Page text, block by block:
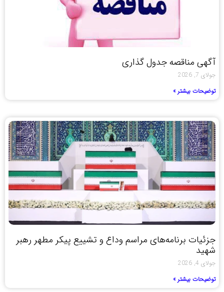
آگهی مناقصه جدول گذاری
جولای 7, 2026
توضیحات بیشتر »
جزئیات برنامه‌های مراسم وداع و تشییع پیکر مطهر رهبر
شهید
جولای 4, 2026
توضیحات بیشتر »